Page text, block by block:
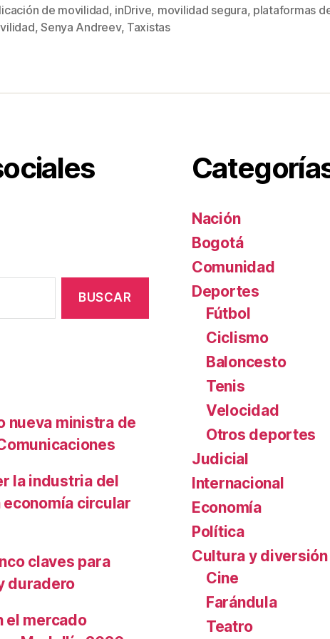
er
e
p
de movilidad, inDrive, movilidad segura, plataformas
,Senya Andreev, Taxistas
nueva ministra de
la industria del
circular
claves para
duradero
el mercado
Nación
Bogotá
Comunidad
Deportes
Fútbol
Ciclismo
Baloncesto
Tenis
Velocidad
Otros deportes
Judicial
Internacional
Economía
Política
Cultura y diversión
Cine
Farándula
Teatro